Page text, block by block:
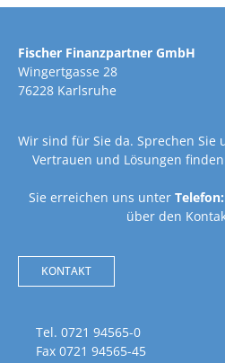
Fischer Finanzpartner GmbH
Wingertgasse 28
76228 Karlsruhe
Wir sind für Sie da. Sprechen Sie
Vertrauen und Lösungen
Sie erreichen uns unter
über den
KONTAKT
Tel. 0721 94565-0
Fax 0721 94565-45